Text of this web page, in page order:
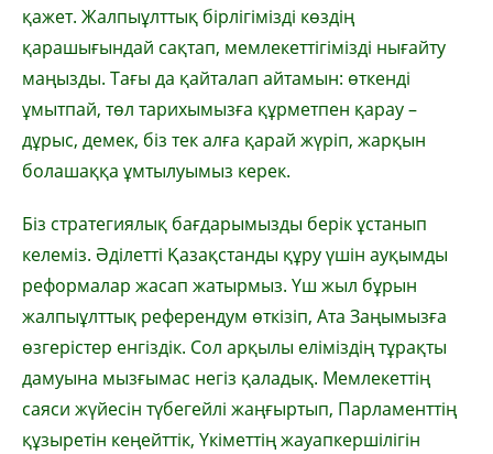
қажет. Жалпыұлттық бірлігімізді көздің
қарашығындай сақтап, мемлекеттігімізді нығайту
маңызды. Тағы да қайталап айтамын: өткенді
ұмытпай, төл тарихымызға құрметпен қарау –
дұрыс, демек, біз тек алға қарай жүріп, жарқын
болашаққа ұмтылуымыз керек.
Біз стратегиялық бағдарымызды берік ұстанып
келеміз. Әділетті Қазақстанды құру үшін ауқымды
реформалар жасап жатырмыз. Үш жыл бұрын
жалпыұлттық референдум өткізіп, Ата Заңымызға
өзгерістер енгіздік. Сол арқылы еліміздің тұрақты
дамуына мызғымас негіз қаладық. Мемлекеттің
саяси жүйесін түбегейлі жаңғыртып, Парламенттің
құзыретін кеңейттік, Үкіметтің жауапкершілігін